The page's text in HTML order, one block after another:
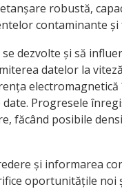
robustă,
contaminante
dezvolte și să
datelor la
Progresele
făcând posibile
și informarea
oportunitățile noi